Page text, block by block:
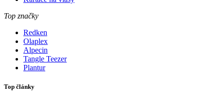
Top značky
Redken
Olaplex
Alpecin
Tangle Teezer
Plantur
Top články